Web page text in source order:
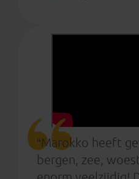
“Marokko heeft
bergen, zee,